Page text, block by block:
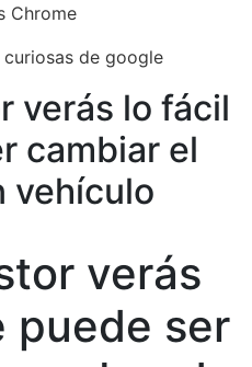
Chrome
de google
Close
Menu
verás lo fácil
cambiar el
vehículo
verás
puede ser